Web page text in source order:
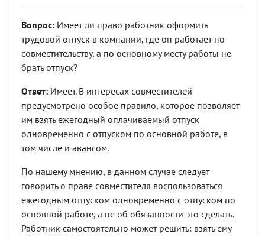
Вопрос: Имеет ли право работник оформить
трудовой отпуск в компании, где он работает по
совместительству, а по основному месту работы не
брать отпуск?
Ответ: Имеет. В интересах совместителей
предусмотрено особое правило, которое позволяет
им взять ежегодный оплачиваемый отпуск
одновременно с отпуском по основной работе, в
том числе и авансом.
По нашему мнению, в данном случае следует
говорить о праве совместителя воспользоваться
ежегодным отпуском одновременно с отпуском по
основной работе, а не об обязанности это сделать.
Работник самостоятельно может решить: взять ему